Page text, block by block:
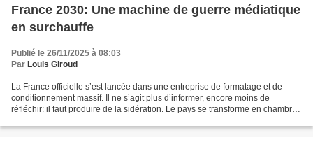
France 2030: Une machine de guerre médiatique
en surchauffe
Publié le 26/11/2025 à 08:03
Par Louis Giroud
La France officielle s’est lancée dans une entreprise de formatage et de
conditionnement massif. Il ne s’agit plus d’informer, encore moins de
réfléchir: il faut produire de la sidération. Le pays se transforme en chambre